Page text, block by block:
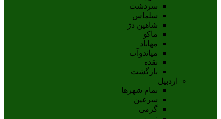
سردشت
سلماس
شاهين دژ
ماکو
مهاباد
مياندوآب
نقده
بازگشت
اردبیل
تمام شهر‌ها
سرعین
گرمی